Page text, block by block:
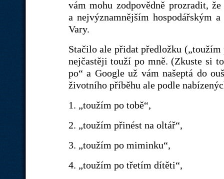
vám mohu zodpovědně prozradit,
a nejvýznamnějším hospodářským
Vary.
Stačilo ale přidat předložku
nejčastěji touží po mně. (Zkuste si
po“ a Google už vám našeptá do
životního příběhu ale podle
1. „toužím po tobě“,
2. „toužím přinést na oltář“,
3. „toužím po miminku“,
4. „toužím po třetím dítěti“,